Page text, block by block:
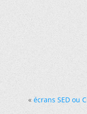
« écrans SED ou